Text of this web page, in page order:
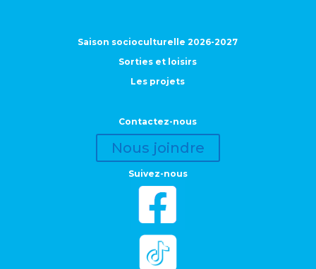
Saison socioculturelle 2026-2027
Sorties et loisirs
Les projets
Contactez-nous
Nous joindre
Suivez-nous